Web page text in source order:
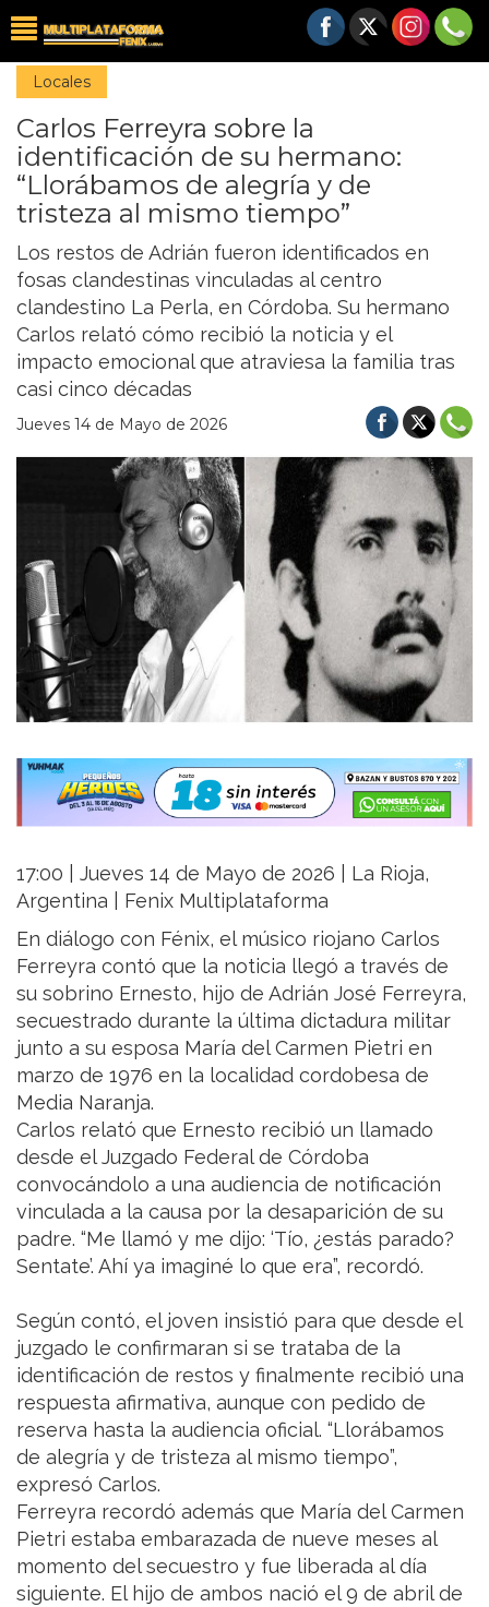
Locales
Carlos Ferreyra sobre la
identificación de su hermano:
“Llorábamos de alegría y de
tristeza al mismo tiempo”
Los restos de Adrián fueron identificados en
fosas clandestinas vinculadas al centro
clandestino La Perla, en Córdoba. Su hermano
Carlos relató cómo recibió la noticia y el
impacto emocional que atraviesa la familia tras
casi cinco décadas
Jueves 14 de Mayo de 2026
17:00 | Jueves 14 de Mayo de 2026 | La Rioja,
Argentina | Fenix Multiplataforma
En diálogo con Fénix, el músico riojano Carlos
Ferreyra contó que la noticia llegó a través de
su sobrino Ernesto, hijo de Adrián José Ferreyra,
secuestrado durante la última dictadura militar
junto a su esposa María del Carmen Pietri en
marzo de 1976 en la localidad cordobesa de
Media Naranja.
Carlos relató que Ernesto recibió un llamado
desde el Juzgado Federal de Córdoba
convocándolo a una audiencia de notificación
vinculada a la causa por la desaparición de su
padre. “Me llamó y me dijo: ‘Tío, ¿estás parado?
Sentate’. Ahí ya imaginé lo que era”, recordó.
Según contó, el joven insistió para que desde el
juzgado le confirmaran si se trataba de la
identificación de restos y finalmente recibió una
respuesta afirmativa, aunque con pedido de
reserva hasta la audiencia oficial. “Llorábamos
de alegría y de tristeza al mismo tiempo”,
expresó Carlos.
Ferreyra recordó además que María del Carmen
Pietri estaba embarazada de nueve meses al
momento del secuestro y fue liberada al día
siguiente. El hijo de ambos nació el 9 de abril de